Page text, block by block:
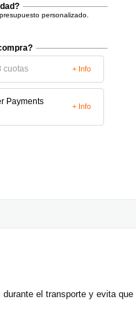
personalizado.
cuotas + Info
+ Info
el transporte y evita que